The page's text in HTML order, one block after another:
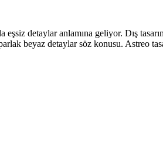
detaylar anlamına geliyor. Dış
beyaz detaylar söz konusu. Astreo